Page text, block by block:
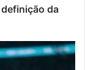
da